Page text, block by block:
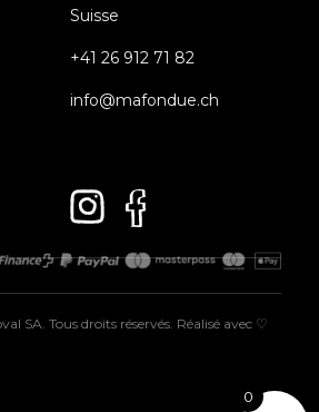
Suisse
+41 26 912 71 82
info@mafondue.ch
SA. Tous droits réservés. Réalisé avec ♡
0